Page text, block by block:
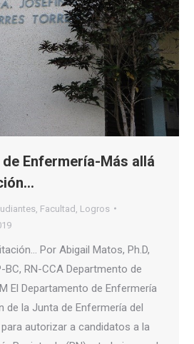
Enfermería-Más allá
Facultad Logros
Por Abigail Matos, Ph.D,
BC, RN-CCA Departmento de
El Departamento de Enfermería
de la Junta de Enfermería del
autorizar a candidatos a la